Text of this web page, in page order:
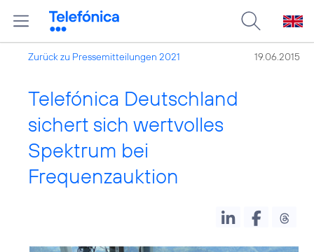
Zurück zu Pressemitteilungen 2021 19.06.2015
Telefónica Deutschland
sichert sich wertvolles
Spektrum bei
Frequenzauktion